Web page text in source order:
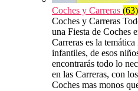
Coches y Carreras (63)
Coches y Carreras
una Fiesta de Coches
Carreras es la
infantiles, de esos
encontrarás todo lo
en las Carreras, con
Coches mas monos